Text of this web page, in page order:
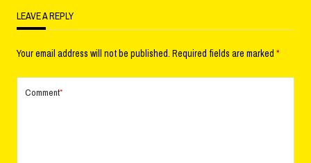
LEAVE A REPLY
Your email address will not be published. Required fields are marked *
Comment*